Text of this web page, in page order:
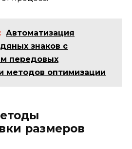
Автоматизация
знаков с
передовых
методов оптимизации
размеров